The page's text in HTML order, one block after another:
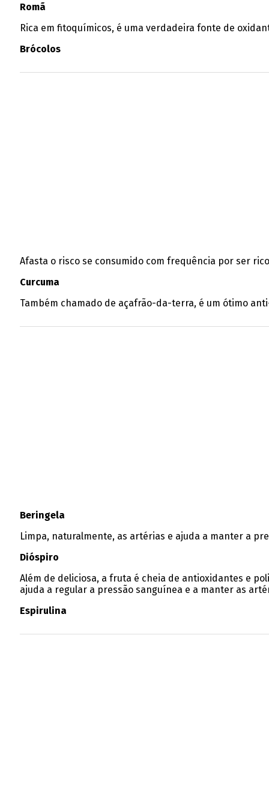
Romã
Rica em fitoquímicos, é uma verdadeira fonte de
Brócolos
Afasta o risco se consumido com frequência por ser
Curcuma
Também chamado de açafrão-da-terra, é um ótimo
Beringela
Limpa, naturalmente, as artérias e ajuda a manter a
Dióspiro
Além de deliciosa, a fruta é cheia de antioxidantes e
ajuda a regular a pressão sanguínea e a manter as
Espirulina